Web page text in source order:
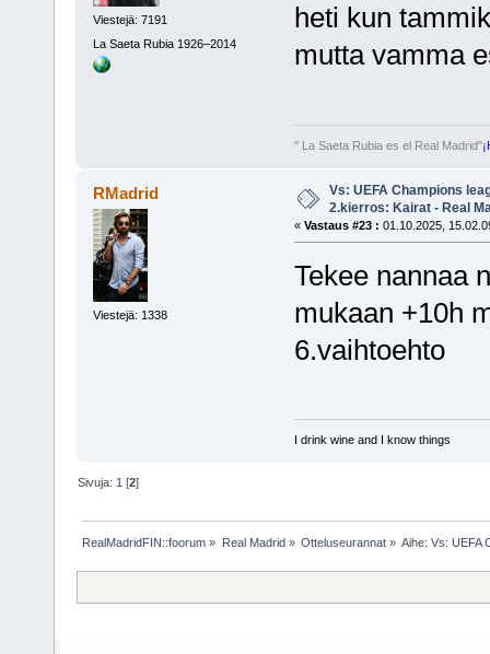
Viestejä: 7191
La Saeta Rubia 1926–2014
heti kun
mutta vamma
" La Saeta Rubia es el Real Madrid"
RMadrid
Viestejä: 1338
Vs: UEFA Champions
2.kierros: Kairat - Real
« Vastaus #23 : 01.10.2025,
Tekee nannaa
mukaan +10h
6.vaihtoehto
I drink wine and I know things
Sivuja: 1 [2]
RealMadridFIN::foorum » Real Madrid» Otteluseurannat» Aihe:Vs: UEFA